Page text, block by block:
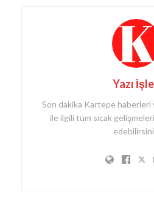
Yazı
Son dakika Kartepe
ile ilgili tüm sıcak